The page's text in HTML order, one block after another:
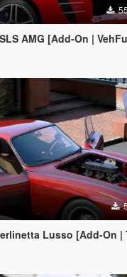
[Add-On | VehFuncs V | Template]
Lusso [Add-On | Template |